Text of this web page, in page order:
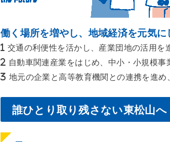
働く場所を増やし、地域経済を元気に
交通の利便性を活かし、産業団地の活用を
自動車関連産業をはじめ、中小・小規模事
地元の企業と高等教育機関との連携を進め
誰ひとり取り残さない東松山へ